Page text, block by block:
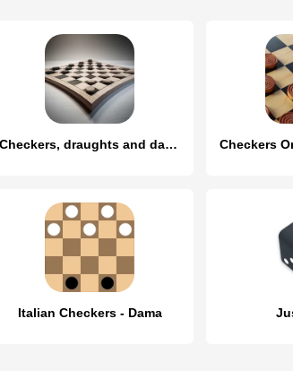
Checkers, draughts and dama
Italian Checkers - Dama